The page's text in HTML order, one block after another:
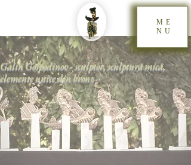
Galin Gospodinov - sculptor, sculptură mică,
elemente unice din bronz
ME
NU